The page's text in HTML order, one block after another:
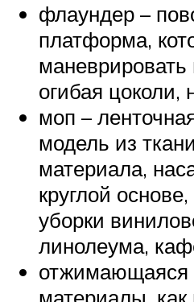
флаундер –
платформа,
огибая цоколи,
моп –
модель из
материала,
круглой
уборки
линолеума,
отжимающаяся